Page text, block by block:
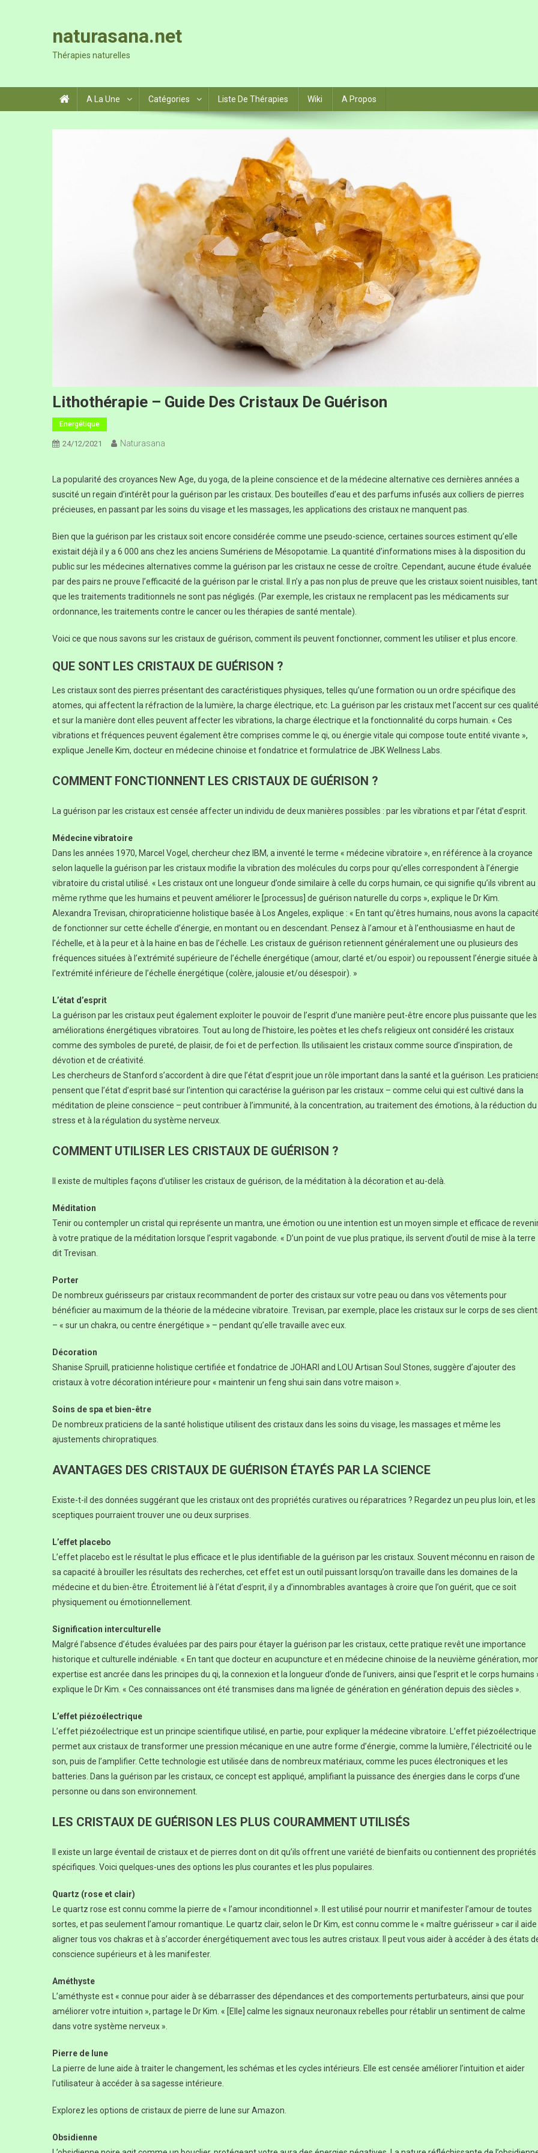
naturasana.net
Thérapies naturelles
A La Une Catégories Liste De Thérapies Wiki A Propos
Lithothérapie – Guide Des Cristaux De Guérison
Energétique
24/12/2021 Naturasana
La popularité des croyances New Age, du yoga, de la pleine conscience et de la médecine alternative ces dernières années a
suscité un regain d’intérêt pour la guérison par les cristaux. Des bouteilles d’eau et des parfums infusés aux colliers de pierres
précieuses, en passant par les soins du visage et les massages, les applications des cristaux ne manquent pas.
Bien que la guérison par les cristaux soit encore considérée comme une pseudo-science, certaines sources estiment qu’elle
existait déjà il y a 6 000 ans chez les anciens Sumériens de Mésopotamie. La quantité d’informations mises à la disposition du
public sur les médecines alternatives comme la guérison par les cristaux ne cesse de croître. Cependant, aucune étude évaluée
par des pairs ne prouve l’efficacité de la guérison par le cristal. Il n’y a pas non plus de preuve que les cristaux soient nuisibles, tant
que les traitements traditionnels ne sont pas négligés. (Par exemple, les cristaux ne remplacent pas les médicaments sur
ordonnance, les traitements contre le cancer ou les thérapies de santé mentale).
Voici ce que nous savons sur les cristaux de guérison, comment ils peuvent fonctionner, comment les utiliser et plus encore.
QUE SONT LES CRISTAUX DE GUÉRISON ?
Les cristaux sont des pierres présentant des caractéristiques physiques, telles qu’une formation ou un ordre spécifique des
atomes, qui affectent la réfraction de la lumière, la charge électrique, etc. La guérison par les cristaux met l’accent sur ces
et sur la manière dont elles peuvent affecter les vibrations, la charge électrique et la fonctionnalité du corps humain. « Ces
vibrations et fréquences peuvent également être comprises comme le qi, ou énergie vitale qui compose toute entité vivante »,
explique Jenelle Kim, docteur en médecine chinoise et fondatrice et formulatrice de JBK Wellness Labs.
COMMENT FONCTIONNENT LES CRISTAUX DE GUÉRISON ?
La guérison par les cristaux est censée affecter un individu de deux manières possibles : par les vibrations et par l’état d’esprit.
Médecine vibratoire
Dans les années 1970, Marcel Vogel, chercheur chez IBM, a inventé le terme « médecine vibratoire », en référence à la croyance
selon laquelle la guérison par les cristaux modifie la vibration des molécules du corps pour qu’elles correspondent à l’énergie
vibratoire du cristal utilisé. « Les cristaux ont une longueur d’onde similaire à celle du corps humain, ce qui signifie qu’ils vibrent au
même rythme que les humains et peuvent améliorer le [processus] de guérison naturelle du corps », explique le Dr Kim.
Alexandra Trevisan, chiropraticienne holistique basée à Los Angeles, explique : « En tant qu’êtres humains, nous avons la
de fonctionner sur cette échelle d’énergie, en montant ou en descendant. Pensez à l’amour et à l’enthousiasme en haut de
l’échelle, et à la peur et à la haine en bas de l’échelle. Les cristaux de guérison retiennent généralement une ou plusieurs des
fréquences situées à l’extrémité supérieure de l’échelle énergétique (amour, clarté et/ou espoir) ou repoussent l’énergie située à
l’extrémité inférieure de l’échelle énergétique (colère, jalousie et/ou désespoir). »
L’état d’esprit
La guérison par les cristaux peut également exploiter le pouvoir de l’esprit d’une manière peut-être encore plus puissante que les
améliorations énergétiques vibratoires. Tout au long de l’histoire, les poètes et les chefs religieux ont considéré les cristaux
comme des symboles de pureté, de plaisir, de foi et de perfection. Ils utilisaient les cristaux comme source d’inspiration, de
dévotion et de créativité.
Les chercheurs de Stanford s’accordent à dire que l’état d’esprit joue un rôle important dans la santé et la guérison. Les
pensent que l’état d’esprit basé sur l’intention qui caractérise la guérison par les cristaux – comme celui qui est cultivé dans la
méditation de pleine conscience – peut contribuer à l’immunité, à la concentration, au traitement des émotions, à la réduction du
stress et à la régulation du système nerveux.
COMMENT UTILISER LES CRISTAUX DE GUÉRISON ?
Il existe de multiples façons d’utiliser les cristaux de guérison, de la méditation à la décoration et au-delà.
Méditation
Tenir ou contempler un cristal qui représente un mantra, une émotion ou une intention est un moyen simple et efficace de
à votre pratique de la méditation lorsque l’esprit vagabonde. « D’un point de vue plus pratique, ils servent d’outil de mise à la terre
dit Trevisan.
Porter
De nombreux guérisseurs par cristaux recommandent de porter des cristaux sur votre peau ou dans vos vêtements pour
bénéficier au maximum de la théorie de la médecine vibratoire. Trevisan, par exemple, place les cristaux sur le corps de ses
– « sur un chakra, ou centre énergétique » – pendant qu’elle travaille avec eux.
Décoration
Shanise Spruill, praticienne holistique certifiée et fondatrice de JOHARI and LOU Artisan Soul Stones, suggère d’ajouter des
cristaux à votre décoration intérieure pour « maintenir un feng shui sain dans votre maison ».
Soins de spa et bien-être
De nombreux praticiens de la santé holistique utilisent des cristaux dans les soins du visage, les massages et même les
ajustements chiropratiques.
AVANTAGES DES CRISTAUX DE GUÉRISON ÉTAYÉS PAR LA SCIENCE
Existe-t-il des données suggérant que les cristaux ont des propriétés curatives ou réparatrices ? Regardez un peu plus loin, et les
sceptiques pourraient trouver une ou deux surprises.
L’effet placebo
L’effet placebo est le résultat le plus efficace et le plus identifiable de la guérison par les cristaux. Souvent méconnu en raison de
sa capacité à brouiller les résultats des recherches, cet effet est un outil puissant lorsqu’on travaille dans les domaines de la
médecine et du bien-être. Étroitement lié à l’état d’esprit, il y a d’innombrables avantages à croire que l’on guérit, que ce soit
physiquement ou émotionnellement.
Signification interculturelle
Malgré l’absence d’études évaluées par des pairs pour étayer la guérison par les cristaux, cette pratique revêt une importance
historique et culturelle indéniable. « En tant que docteur en acupuncture et en médecine chinoise de la neuvième génération,
expertise est ancrée dans les principes du qi, la connexion et la longueur d’onde de l’univers, ainsi que l’esprit et le corps humains
explique le Dr Kim. « Ces connaissances ont été transmises dans ma lignée de génération en génération depuis des siècles ».
L’effet piézoélectrique
L’effet piézoélectrique est un principe scientifique utilisé, en partie, pour expliquer la médecine vibratoire. L’effet piézoélectrique
permet aux cristaux de transformer une pression mécanique en une autre forme d’énergie, comme la lumière, l’électricité ou le
son, puis de l’amplifier. Cette technologie est utilisée dans de nombreux matériaux, comme les puces électroniques et les
batteries. Dans la guérison par les cristaux, ce concept est appliqué, amplifiant la puissance des énergies dans le corps d’une
personne ou dans son environnement.
LES CRISTAUX DE GUÉRISON LES PLUS COURAMMENT UTILISÉS
Il existe un large éventail de cristaux et de pierres dont on dit qu’ils offrent une variété de bienfaits ou contiennent des propriétés
spécifiques. Voici quelques-unes des options les plus courantes et les plus populaires.
Quartz (rose et clair)
Le quartz rose est connu comme la pierre de « l’amour inconditionnel ». Il est utilisé pour nourrir et manifester l’amour de toutes
sortes, et pas seulement l’amour romantique. Le quartz clair, selon le Dr Kim, est connu comme le « maître guérisseur » car il aide
aligner tous vos chakras et à s’accorder énergétiquement avec tous les autres cristaux. Il peut vous aider à accéder à des états
conscience supérieurs et à les manifester.
Améthyste
L’améthyste est « connue pour aider à se débarrasser des dépendances et des comportements perturbateurs, ainsi que pour
améliorer votre intuition », partage le Dr Kim. « [Elle] calme les signaux neuronaux rebelles pour rétablir un sentiment de calme
dans votre système nerveux ».
Pierre de lune
La pierre de lune aide à traiter le changement, les schémas et les cycles intérieurs. Elle est censée améliorer l’intuition et aider
l’utilisateur à accéder à sa sagesse intérieure.
Explorez les options de cristaux de pierre de lune sur Amazon.
Obsidienne